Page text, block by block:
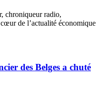
chroniqueur radio,
de l’actualité économique
des Belges a chuté